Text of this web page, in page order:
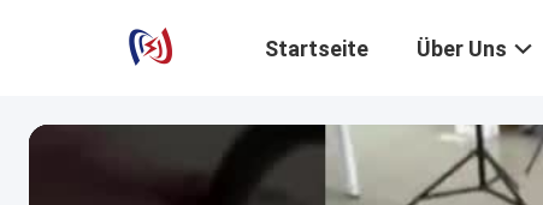
Startseite Über Uns